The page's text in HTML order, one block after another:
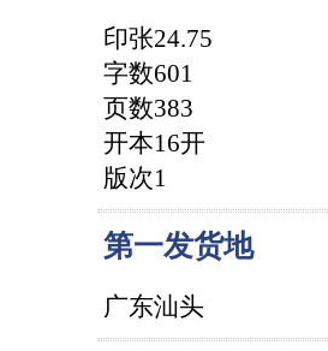
印张24.75
字数601
页数383
开本16开
版次1
第一发货地
广东汕头